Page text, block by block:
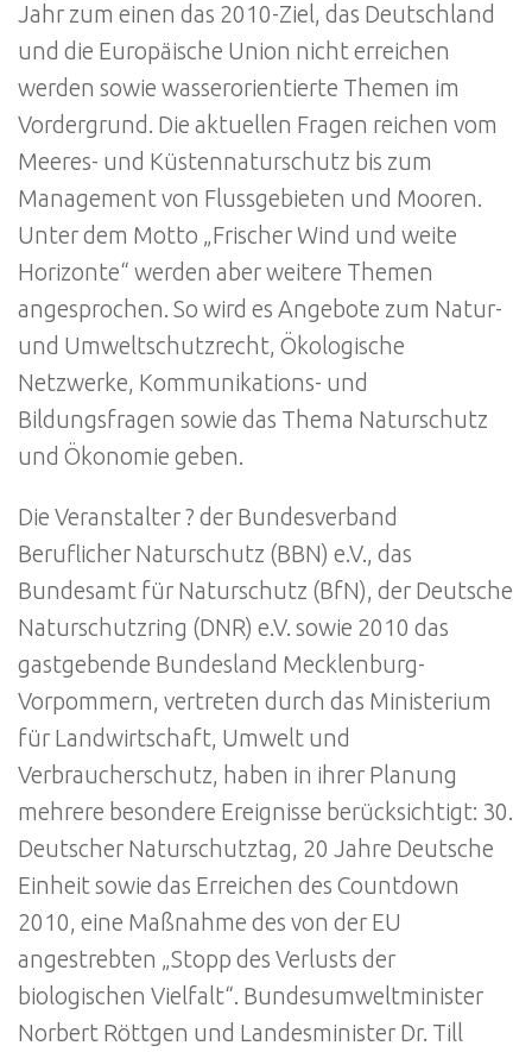
Jahr zum einen das 2010-Ziel, das Deutschland
und die Europäische Union nicht erreichen
werden sowie wasserorientierte Themen im
Vordergrund. Die aktuellen Fragen reichen vom
Meeres- und Küstennaturschutz bis zum
Management von Flussgebieten und Mooren.
Unter dem Motto „Frischer Wind und weite
Horizonte“ werden aber weitere Themen
angesprochen. So wird es Angebote zum Natur-
und Umweltschutzrecht, Ökologische
Netzwerke, Kommunikations- und
Bildungsfragen sowie das Thema Naturschutz
und Ökonomie geben.
Die Veranstalter ? der Bundesverband
Beruflicher Naturschutz (BBN) e.V., das
Bundesamt für Naturschutz (BfN), der Deutsche
Naturschutzring (DNR) e.V. sowie 2010 das
gastgebende Bundesland Mecklenburg-
Vorpommern, vertreten durch das Ministerium
für Landwirtschaft, Umwelt und
Verbraucherschutz, haben in ihrer Planung
mehrere besondere Ereignisse berücksichtigt: 30.
Deutscher Naturschutztag, 20 Jahre Deutsche
Einheit sowie das Erreichen des Countdown
2010, eine Maßnahme des von der EU
angestrebten „Stopp des Verlusts der
biologischen Vielfalt“. Bundesumweltminister
Norbert Röttgen und Landesminister Dr. Till